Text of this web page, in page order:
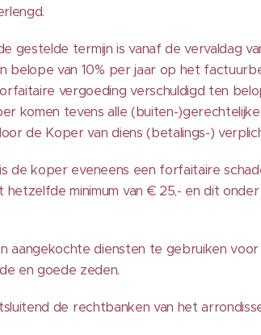
gestelde termijn is vanaf de vervaldag
belope van 10% per jaar op het
vergoeding verschuldigd ten
komen tevens alle (buiten-
de Koper van diens (betalings-)
de koper eveneens een forfaitaire
minimum van € 25,- en dit
aangekochte diensten te gebruiken
en goede zeden.
de rechtbanken van het